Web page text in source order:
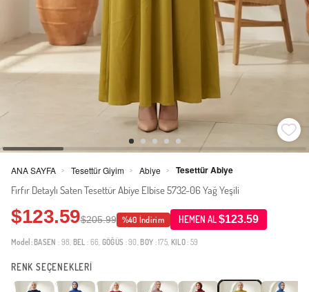
ANA SAYFA > Tesettür Giyim > Abiye > Tesettür Abiye
Fırfır Detaylı Saten Tesettür Abiye Elbise 5732-06 Yağ Yeşili
$123.59$205.99 %40 İndirim HEMEN AL$123.59
Model: BASEN : 98, BEL : 66, GÖĞÜS : 90, BOY : 175, KILO: 59
RENK SEÇENEKLERİ